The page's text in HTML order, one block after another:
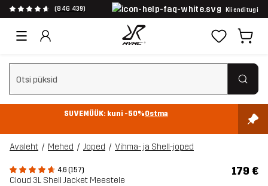
(846 439) Klienditugi
Tühjenda otsing
SUVEMÜÜK: kuni -50%Ostma
Avaleht Mehed Joped Vihma- ja Shell-joped
4.6 (157)
Cloud 3L Shell Jacket Meestele
179 €